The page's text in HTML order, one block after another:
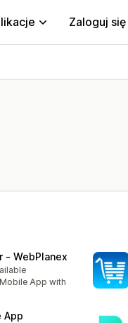
Zaloguj się
‑ WebPlanex
20
App with
App